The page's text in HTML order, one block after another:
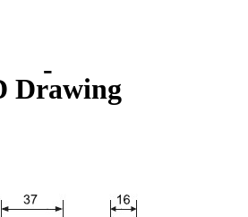
-
Drawing